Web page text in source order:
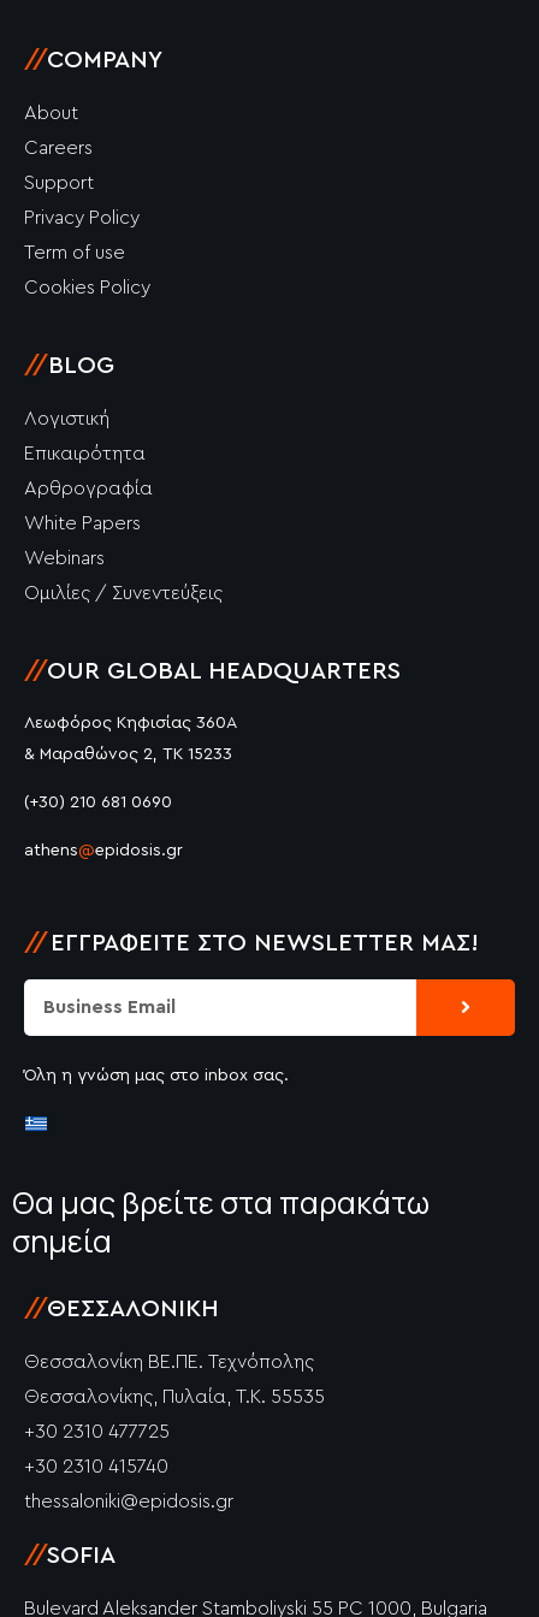
//COMPANY
About
Careers
Support
Privacy Policy
Term of use
Cookies Policy
//BLOG
Λογιστική
Επικαιρότητα
Αρθρογραφία
White Papers
Webinars
Ομιλίες / Συνεντεύξεις
//OUR GLOBAL HEADQUARTERS
Λεωφόρος Κηφισίας 360Α
& Μαραθώνος 2, ΤΚ 15233
(+30) 210 681 0690
athens@epidosis.gr
// ΕΓΓΡΑΦΕΊΤΕ ΣΤΟ NEWSLETTER ΜΑΣ!
Submit
Όλη η γνώση μας στο inbox σας.
Θα μας βρείτε στα παρακάτω
σημεία
//ΘΕΣΣΑΛΟΝΊΚΗ
Θεσσαλονίκη ΒΕ.ΠΕ. Τεχνόπολης
Θεσσαλονίκης, Πυλαία, Τ.Κ. 55535
+30 2310 477725
+30 2310 415740
thessaloniki@epidosis.gr
//SOFIA
Bulevard Aleksander Stamboliyski 55 PC 1000, Bulgaria